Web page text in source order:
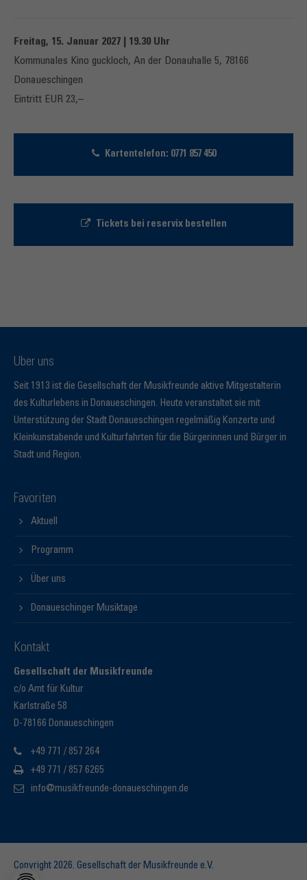
Freitag, 15. Januar 2027 | 19.30 Uhr
Kommunales Kino guckloch, An der Donauhalle 5, 78166
Donaueschingen
Eintritt EUR 23,–
Kartentelefon: 0771 857 450
Tickets bei reservix bestellen
Über uns
Seit 1913 ist die Gesellschaft der Musikfreunde aktive Mitgestalterin
des Kulturlebens in Donaueschingen. Heute veranstaltet sie mit
Unterstützung der Stadt Donaueschingen regelmäßig Konzerte und
Kleinkunstabende und Kulturfahrten für die Bürgerinnen und Bürger in
Stadt und Region.
Favoriten
Aktuell
Programm
Über uns
Donaueschinger Musiktage
Kontakt
Gesellschaft der Musikfreunde
c/o Amt für Kultur
Karlstraße 58
D-78166 Donaueschingen
+49 771 / 857 264
+49 771 / 857 6265
info@musikfreunde-donaueschingen.de
Copyright 2026. Gesellschaft der Musikfreunde e.V.